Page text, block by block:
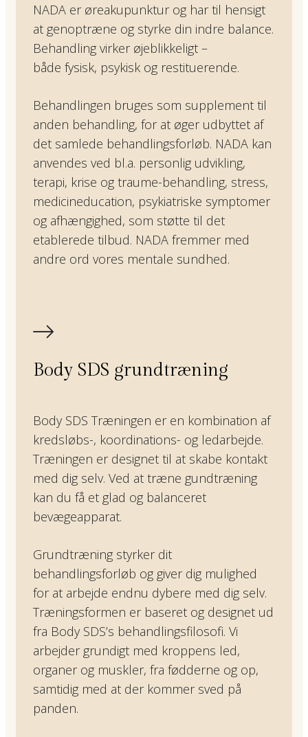
NADA er øreakupunktur og har til hensigt
at genoptræne og styrke din indre balance.
Behandling virker øjeblikkeligt –
både fysisk, psykisk og restituerende.
Behandlingen bruges som supplement til
anden behandling, for at øger udbyttet af
det samlede behandlingsforløb. NADA kan
anvendes ved bl.a. personlig udvikling,
terapi, krise og traume-behandling, stress,
medicineducation, psykiatriske symptomer
og afhængighed, som støtte til det
etablerede tilbud. NADA fremmer med
andre ord vores mentale sundhed.
Body SDS grundtræning
Body SDS Træningen er en kombination af
kredsløbs-, koordinations- og ledarbejde.
Træningen er designet til at skabe kontakt
med dig selv. Ved at træne gundtræning
kan du få et glad og balanceret
bevægeapparat.
Grundtræning styrker dit
behandlingsforløb og giver dig mulighed
for at arbejde endnu dybere med dig selv.
Træningsformen er baseret og designet ud
fra Body SDS’s behandlingsfilosofi. Vi
arbejder grundigt med kroppens led,
organer og muskler, fra fødderne og op,
samtidig med at der kommer sved på
panden.